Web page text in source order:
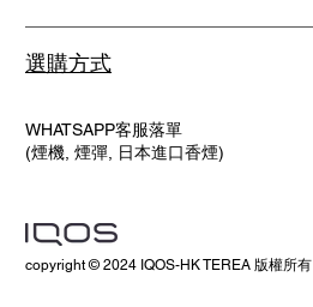
選購方式
WHATSAPP客服落單
(煙機, 煙彈, 日本進口香煙)
copyright © 2024 IQOS-HK TEREA 版權所有